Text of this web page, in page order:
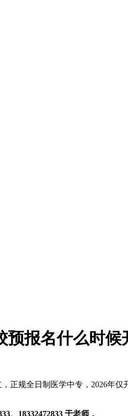
预报名什么时候
正规全日制医学中专，2026年
、18332472833 于老师，